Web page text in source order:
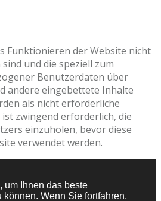
Funktionieren der Website nicht
und die speziell zum
Benutzerdaten über
andere eingebettete Inhalte
als nicht erforderliche
ist zwingend erforderlich, die
einzuholen, bevor diese
verwendet werden.
um Ihnen das beste
Wenn Sie fortfahren,